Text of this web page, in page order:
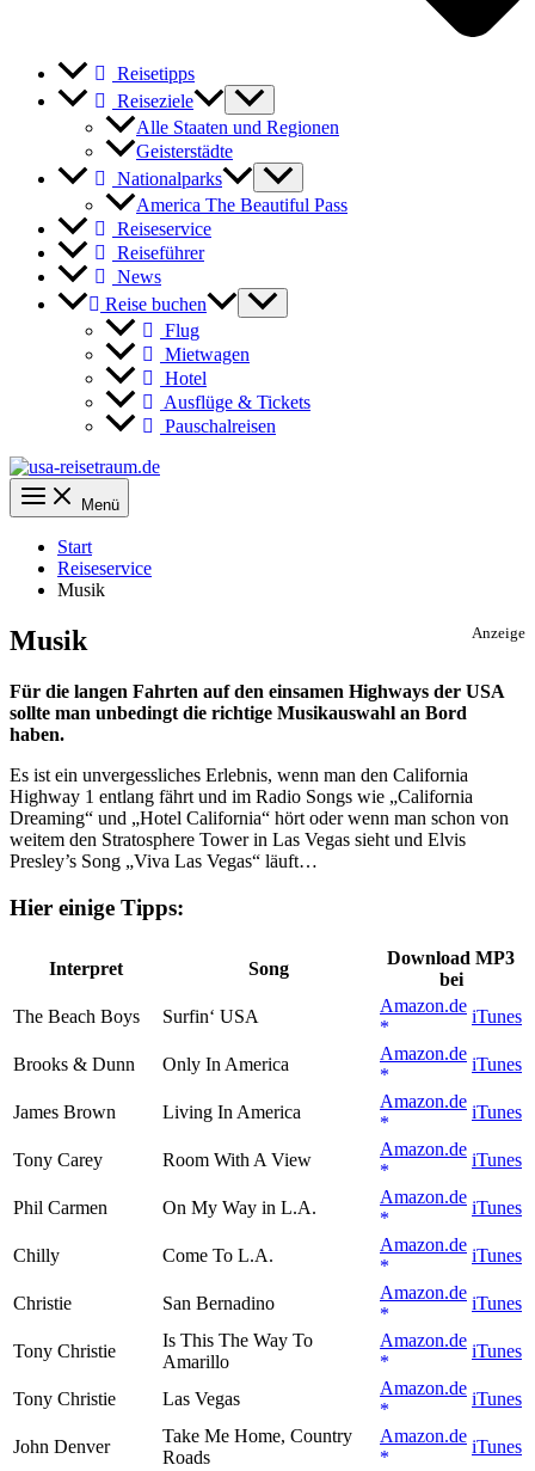
Reisetipps
Reiseziele
Alle Staaten und Regionen
Geisterstädte
Nationalparks
America The Beautiful Pass
Reiseservice
Reiseführer
News
Reise buchen
Flug
Mietwagen
Hotel
Ausflüge & Tickets
Pauschalreisen
Menü
Start
Reiseservice
Musik
Anzeige
Musik
Für die langen Fahrten auf den einsamen Highways der USA
sollte man unbedingt die richtige Musikauswahl an Bord
haben.
Es ist ein unvergessliches Erlebnis, wenn man den California
Highway 1 entlang fährt und im Radio Songs wie „California
Dreaming“ und „Hotel California“ hört oder wenn man schon von
weitem den Stratosphere Tower in Las Vegas sieht und Elvis
Presley’s Song „Viva Las Vegas“ läuft…
Hier einige Tipps:
Interpret Song
Download MP3
bei
The Beach Boys
Surfin‘ USA
Amazon.de
iTunes
Brooks & Dunn Only In America
Amazon.de
iTunes
James Brown Living In America
Amazon.de
iTunes
Tony Carey Room With A View
Amazon.de
iTunes
Phil Carmen On My Way in L.A.
Amazon.de
iTunes
Chilly Come To L.A.
Amazon.de
iTunes
Christie San Bernadino
Amazon.de
iTunes
Tony Christie
Is This The Way To
Amarillo
Amazon.de
iTunes
Tony Christie Las Vegas
Amazon.de
iTunes
John Denver
Take Me Home, Country
Roads
Amazon.de
iTunes